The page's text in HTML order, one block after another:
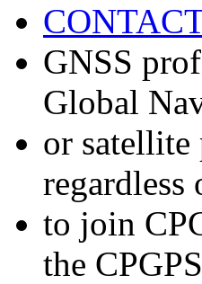
GNSS
Global
or
regardless
to join
the